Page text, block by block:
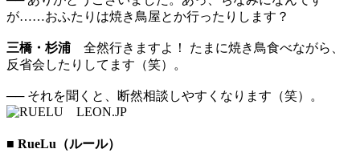
が……おふたりは焼き鳥屋とか行ったりします？
三橋・杉浦 全然行きますよ！ たまに焼き鳥食べながら、
反省会したりしてます（笑）。
── それを聞くと、断然相談しやすくなります（笑）。
■ RueLu（ルール）